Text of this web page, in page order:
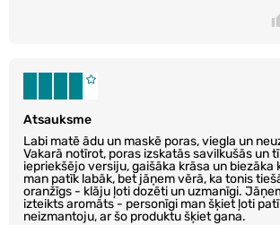
Atsauksme
Labi matē ādu un maskē poras, viegla un
Vakarā notīrot, poras izskatās savilkušās un
iepriekšējo versiju, gaišāka krāsa un biezāka
man patīk labāk, bet jāņem vērā, ka tonis
oranžīgs - klāju ļoti dozēti un uzmanīgi.
izteikts aromāts - personīgi man šķiet ļoti
neizmantoju, ar šo produktu šķiet gana.